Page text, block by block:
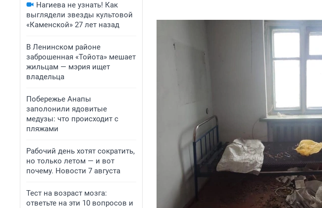
Нагиева не узнать! Как
выглядели звезды культовой
«Каменской» 27 лет назад
В Ленинском районе
заброшенная «Тойота» мешает
жильцам — мэрия ищет
владельца
Побережье Анапы
заполонили ядовитые
медузы: что происходит с
пляжами
Рабочий день хотят сократить,
но только летом — и вот
почему. Новости 7 августа
Тест на возраст мозга:
ответьте на эти 10 вопросов и